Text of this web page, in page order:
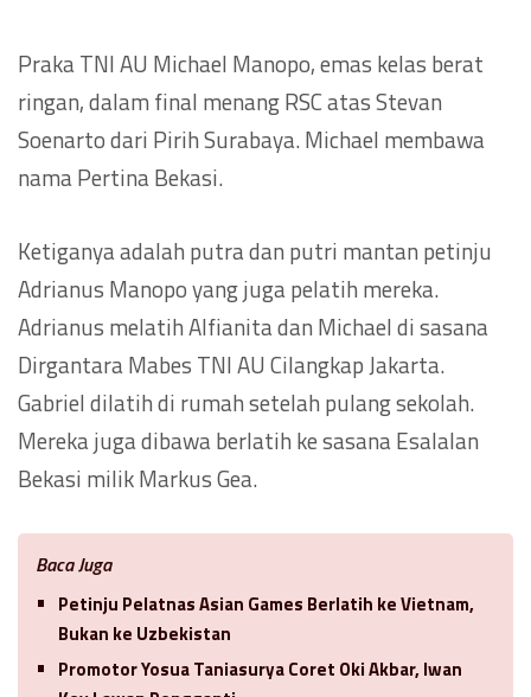
Praka TNI AU Michael Manopo, emas kelas berat
ringan, dalam final menang RSC atas Stevan
Soenarto dari Pirih Surabaya. Michael membawa
nama Pertina Bekasi.
Ketiganya adalah putra dan putri mantan petinju
Adrianus Manopo yang juga pelatih mereka.
Adrianus melatih Alfianita dan Michael di sasana
Dirgantara Mabes TNI AU Cilangkap Jakarta.
Gabriel dilatih di rumah setelah pulang sekolah.
Mereka juga dibawa berlatih ke sasana Esalalan
Bekasi milik Markus Gea.
Baca Juga
Petinju Pelatnas Asian Games Berlatih ke Vietnam,
Bukan ke Uzbekistan
Promotor Yosua Taniasurya Coret Oki Akbar, Iwan